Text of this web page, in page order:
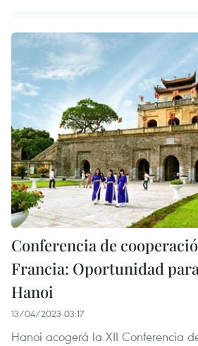
Conferencia de
Francia: Oportunidad
Hanoi
13/04/2023 03:17
Hanoi acogerá la XII Conferencia